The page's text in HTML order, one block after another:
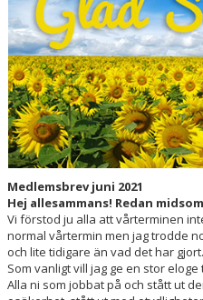
HYRA/BOKNING
KLÄDBESTÄLLNING
LEDARE
GDPR
VÅR HISTORIA
PRESS
Medlemsbrev juni 2021
Hej allesammans! Redan
Vi förstod ju alla att vårterminen
normal vårtermin men jag trodde
och lite tidigare än vad det har gjort.
Som vanligt vill jag ge en stor
Alla ni som jobbat på och stått ut